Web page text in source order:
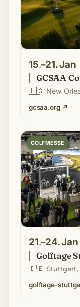
15.–21. Jan
GCSAA
🇺🇸New
gcsaa.org ↗
GOLFMESSE
21.–24. Jan
Golftage
🇩🇪Stuttgart,
golftage-